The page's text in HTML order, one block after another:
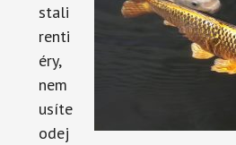
stali
renti
éry,
nem
usíte
odej